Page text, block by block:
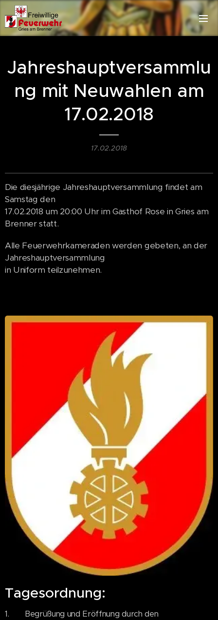
Jahreshauptversammlu
ng mit Neuwahlen am
17.02.2018
17.02.2018
Die diesjährige Jahreshauptversammlung findet am
Samstag den
17.02.2018 um 20:00 Uhr im Gasthof Rose in Gries am
Brenner statt.
Alle Feuerwehrkameraden werden gebeten, an der
Jahreshauptversammlung
in Uniform teilzunehmen.
Tagesordnung:
1. Begrüßung und Eröffnung durch den